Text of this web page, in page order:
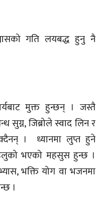
गति लयबद्ध हुनु नै
मुक्त हुन्छन् । जस्तै
जिब्रोले स्वाद लिन र
। ध्यानमा लुप्त हुने
भएको महसुस हुन्छ ।
भक्ति योग वा भजनमा
।